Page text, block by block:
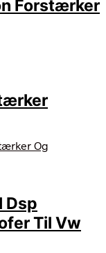
Forstærker
Dsp
Til Vw